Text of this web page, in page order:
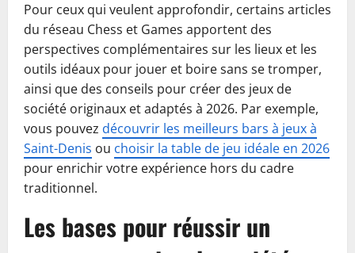
Pour ceux qui veulent approfondir, certains articles
du réseau Chess et Games apportent des
perspectives complémentaires sur les lieux et les
outils idéaux pour jouer et boire sans se tromper,
ainsi que des conseils pour créer des jeux de
société originaux et adaptés à 2026. Par exemple,
vous pouvez découvrir les meilleurs bars à jeux à
Saint-Denis ou choisir la table de jeu idéale en 2026
pour enrichir votre expérience hors du cadre
traditionnel.
Les bases pour réussir un